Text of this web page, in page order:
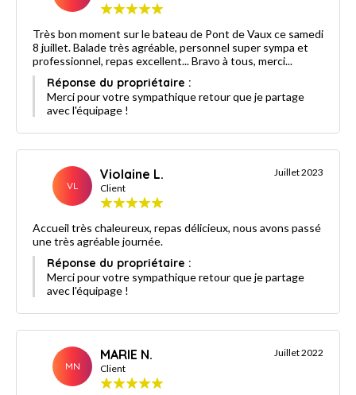
Très bon moment sur le bateau de Pont de Vaux ce samedi
8 juillet. Balade très agréable, personnel super sympa et
professionnel, repas excellent... Bravo à tous, merci...
Réponse du propriétaire :
Merci pour votre sympathique retour que je partage
avec l'équipage !
VL
Violaine L.
Client
Juillet 2023
Accueil très chaleureux, repas délicieux, nous avons passé
une très agréable journée.
Réponse du propriétaire :
Merci pour votre sympathique retour que je partage
avec l'équipage !
MN
MARIE N.
Client
Juillet 2022